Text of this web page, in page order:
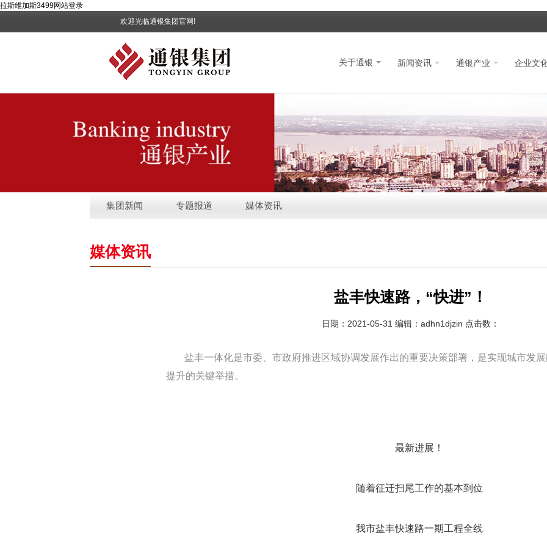
拉斯维加斯3499网站登录
欢迎光临通银集团官网!
关于通银 新闻资讯 通银产业 企业文
集团新闻 专题报道 媒体资讯
媒体资讯
盐丰快速路，“快进”！
日期：2021-05-31 编辑：adhn1djzin 点击数：
盐丰一体化是市委、市政府推进区域协调发展作出的重要决策部署，是实现城市发
提升的关键举措。
最新进展！
随着征迁扫尾工作的基本到位
我市盐丰快速路一期工程全线